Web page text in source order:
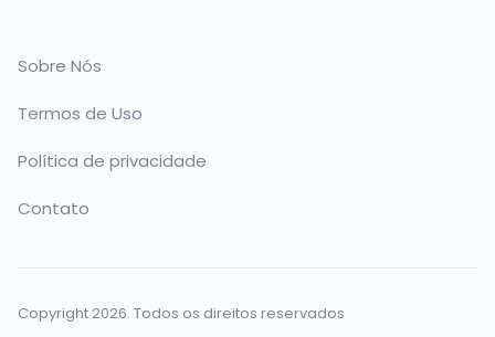
Sobre Nós
Termos de Uso
Política de privacidade
Contato
Copyright 2026. Todos os direitos reservados